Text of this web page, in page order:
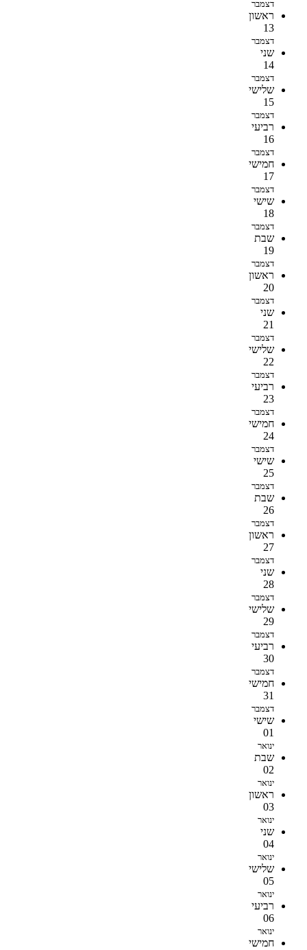
דצמבר
ראשון
13
דצמבר
שני
14
דצמבר
שלישי
15
דצמבר
רביעי
16
דצמבר
חמישי
17
דצמבר
שישי
18
דצמבר
שבת
19
דצמבר
ראשון
20
דצמבר
שני
21
דצמבר
שלישי
22
דצמבר
רביעי
23
דצמבר
חמישי
24
דצמבר
שישי
25
דצמבר
שבת
26
דצמבר
ראשון
27
דצמבר
שני
28
דצמבר
שלישי
29
דצמבר
רביעי
30
דצמבר
חמישי
31
דצמבר
שישי
01
ינואר
שבת
02
ינואר
ראשון
03
ינואר
שני
04
ינואר
שלישי
05
ינואר
רביעי
06
ינואר
חמישי